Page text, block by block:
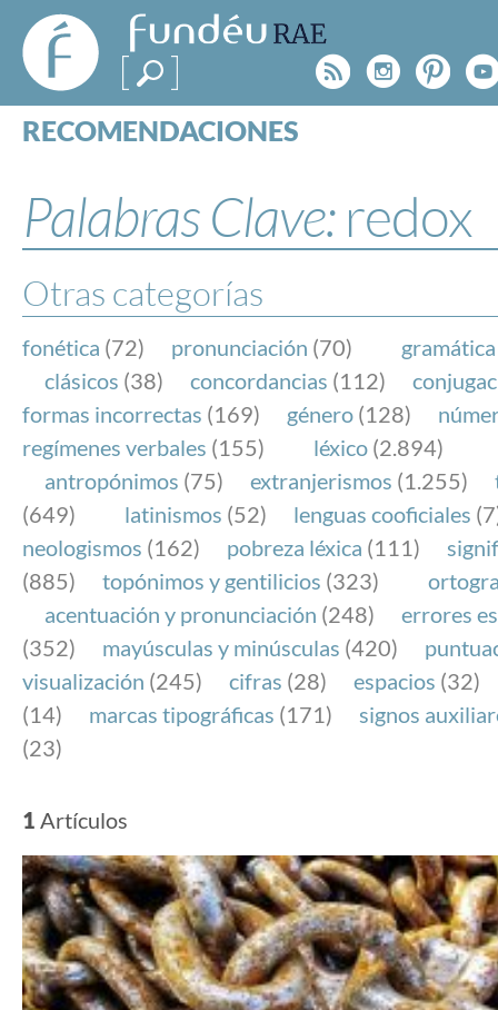
FundéuRAE
- Fundación
del Español
Urgente
Rss
RECOMENDACIONES
ESPECIALES
BLOG
NOTICIAS
SOBRE LA FUNDÉURAE
FundéuRAE es una fundación patrocinada por la
y la Real Academia Española, cuyo objetivo es
el buen uso del español en los medios de
Internet.
Palabras Clave: redox
Otras categorías
fonética (72) pronunciación (70) gramática
clásicos (38) concordancias (112)
formas incorrectas (169) género (128)
regímenes verbales (155) léxico (2.894)
antropónimos (75) extranjerismos (1.255)
(649)
latinismos (52) lenguas cooficiales
neologismos (162) pobreza léxica (111)
(885)
topónimos y gentilicios (323)
acentuación y pronunciación (248)
errores
(352)
mayúsculas y minúsculas (420)
visualización (245) cifras (28) espacios (32)
(14)
marcas tipográficas (171)
signos
(23)
1 Artículos